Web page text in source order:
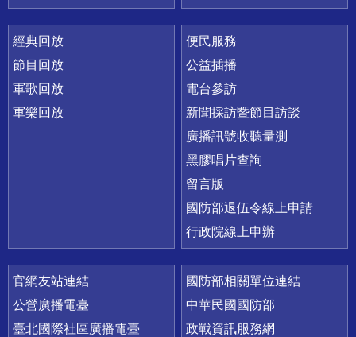
經典回放
節目回放
軍歌回放
軍樂回放
便民服務
公益插播
電台參訪
新聞採訪暨節目訪談
廣播訊號收聽量測
黑膠唱片查詢
留言版
國防部退伍令線上申請
行政院線上申辦
官網友站連結
公營廣播電臺
臺北國際社區廣播電臺
國防部相關單位連結
中華民國國防部
政戰資訊服務網